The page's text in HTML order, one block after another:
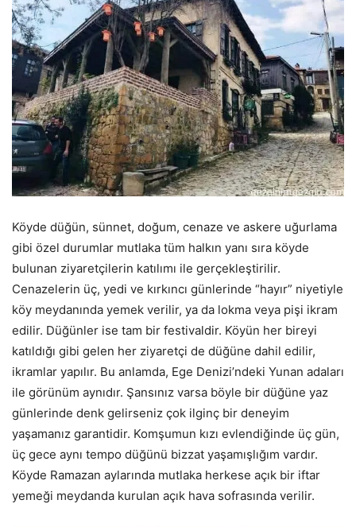
Köyde düğün, sünnet, doğum, cenaze ve askere uğurlama
gibi özel durumlar mutlaka tüm halkın yanı sıra köyde
bulunan ziyaretçilerin katılımı ile gerçekleştirilir.
Cenazelerin üç, yedi ve kırkıncı günlerinde “hayır” niyetiyle
köy meydanında yemek verilir, ya da lokma veya pişi ikram
edilir. Düğünler ise tam bir festivaldir. Köyün her bireyi
katıldığı gibi gelen her ziyaretçi de düğüne dahil edilir,
ikramlar yapılır. Bu anlamda, Ege Denizi’ndeki Yunan adaları
ile görünüm aynıdır. Şansınız varsa böyle bir düğüne yaz
günlerinde denk gelirseniz çok ilginç bir deneyim
yaşamanız garantidir. Komşumun kızı evlendiğinde üç gün,
üç gece aynı tempo düğünü bizzat yaşamışlığım vardır.
Köyde Ramazan aylarında mutlaka herkese açık bir iftar
yemeği meydanda kurulan açık hava sofrasında verilir.